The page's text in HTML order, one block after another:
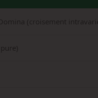
(croisement